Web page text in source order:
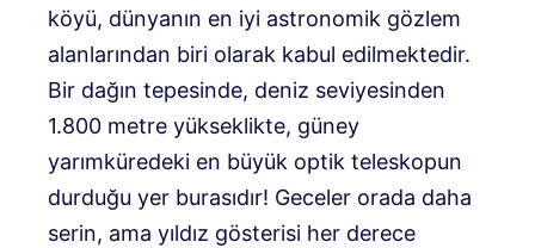
köyü, dünyanın en iyi astronomik gözlem
alanlarından biri olarak kabul edilmektedir.
Bir dağın tepesinde, deniz seviyesinden
1.800 metre yükseklikte, güney
yarımküredeki en büyük optik teleskopun
durduğu yer burasıdır! Geceler orada daha
serin, ama yıldız gösterisi her derece